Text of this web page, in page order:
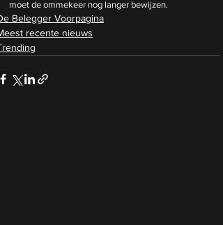
moet de ommekeer nog langer bewijzen.
Belegger Voorpagina
recente nieuws